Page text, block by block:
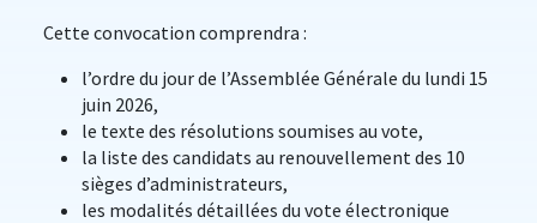
Cette convocation comprendra :
l’ordre du jour de l’Assemblée Générale du lundi 15
juin 2026,
le texte des résolutions soumises au vote,
la liste des candidats au renouvellement des 10
sièges d’administrateurs,
les modalités détaillées du vote électronique